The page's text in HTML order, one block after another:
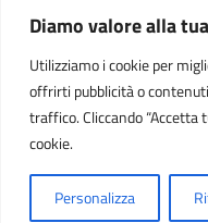
Diamo valore alla
Utilizziamo i cookie per
offrirti pubblicità o
traffico. Cliccando “Accetta
cookie.
Personalizza
Codice Fiscale:
FAX: 0288444487